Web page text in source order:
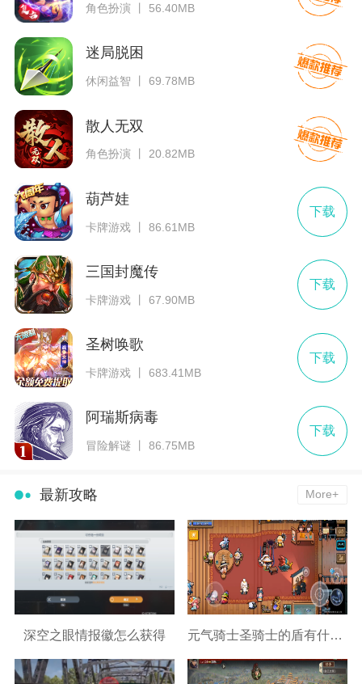
角色扮演 丨 56.40MB
迷局脱困
休闲益智 丨 69.78MB
散人无双
角色扮演 丨 20.82MB
葫芦娃
卡牌游戏 丨 86.61MB
下载
三国封魔传
卡牌游戏 丨 67.90MB
下载
圣树唤歌
卡牌游戏 丨 683.41MB
下载
阿瑞斯病毒
冒险解谜 丨 86.75MB
下载
最新攻略 More+
深空之眼情报徽怎么获得 元气骑士圣骑士的盾有什么用